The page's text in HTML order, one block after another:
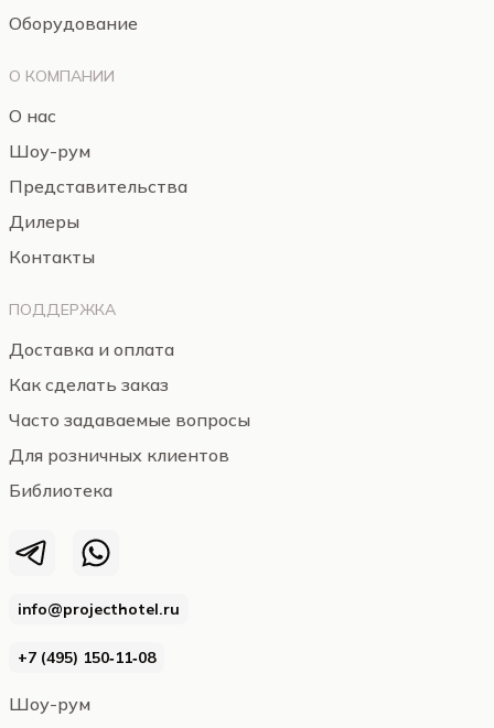
info@projecthotel.ru
+7 (495) 150‑11‑08
Шоу-рум
Оборудование
О КОМПАНИИ
О нас
Шоу-рум
Представительства
Дилеры
Контакты
ПОДДЕРЖКА
Доставка и оплата
Как сделать заказ
Часто задаваемые вопросы
Для розничных клиентов
Библиотека